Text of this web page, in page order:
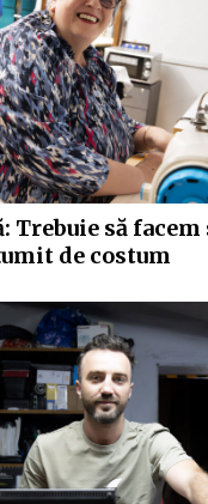
Trebuie să facem
de costum